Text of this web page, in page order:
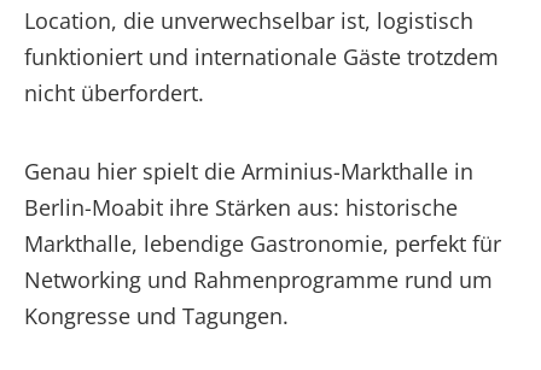
Location, die unverwechselbar ist, logistisch
funktioniert und internationale Gäste trotzdem
nicht überfordert.
Genau hier spielt die Arminius-Markthalle in
Berlin-Moabit ihre Stärken aus: historische
Markthalle, lebendige Gastronomie, perfekt für
Networking und Rahmenprogramme rund um
Kongresse und Tagungen.